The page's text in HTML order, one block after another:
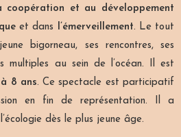
coopération et au développement
et dans l’émerveillement. Le tout
bigorneau, ses rencontres, ses
multiples au sein de l’océan. Il est
8 ans. Ce spectacle est participatif
en fin de représentation. Il a
dès le plus jeune âge.